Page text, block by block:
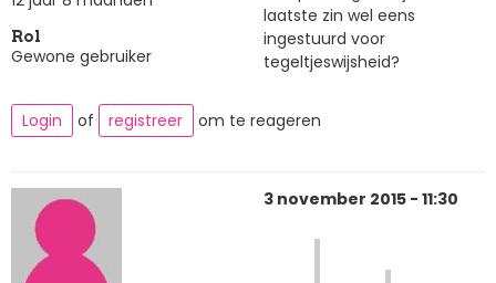
Rol
Gewone gebruiker
laatste zin wel eens
ingestuurd voor
tegeltjeswijsheid?
Login of registreer om te reageren
3 november 2015 - 11:30